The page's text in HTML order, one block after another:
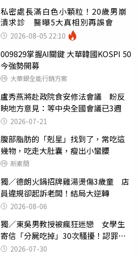
私密處長滿白色小顆粒！20歲男崩
潰求診 醫曝5大真相別再誤會
2026-08-05 22:10
009829掌握AI關鍵 大華韓國KOSPI 50
今強勢開募
大華銀全能行銷方案
盧秀燕將赴政院食安修法會議 盼反
映地方意見：等中央全國會議已3週
2026-07-21
腹部脂肪的「剋星」找到了，常吃這
幾物，吃走大肚囊，瘦出小蠻腰
新素簡
獨／德朗火鍋招牌雞湯燙傷3歲童 店
員違規卻起訴老闆！結局大逆轉
2026-08-06
獨／東吳男教授被瘋狂迷戀 女學生
寄信「分屍吃掉」30次騷擾！認罪免
關 2026-07-30